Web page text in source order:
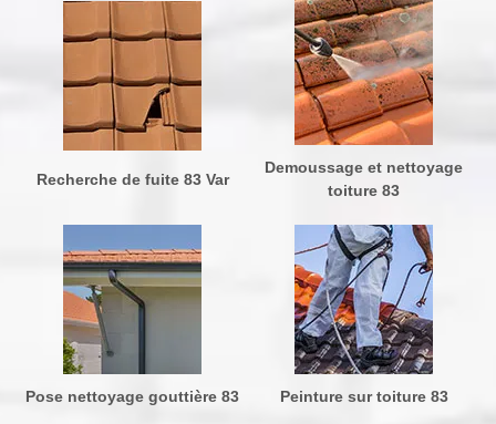
Recherche de fuite 83 Var
Demoussage et nettoyage
toiture 83
Pose nettoyage gouttière 83 Peinture sur toiture 83